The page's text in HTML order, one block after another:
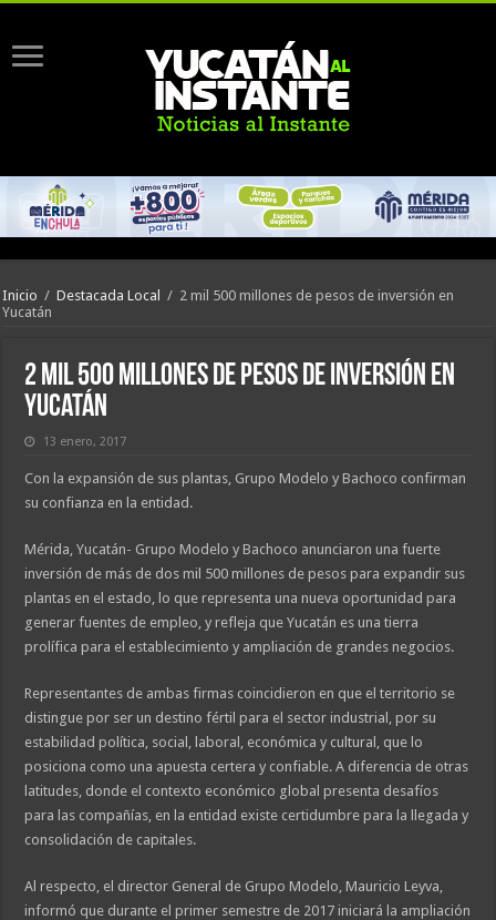
Inicio / Destacada Local / 2 mil 500 millones de pesos de inversión en
Yucatán
2 mil 500 millones de pesos de inversión en
Yucatán
13 enero, 2017
Con la expansión de sus plantas, Grupo Modelo y Bachoco confirman
su confianza en la entidad.
Mérida, Yucatán- Grupo Modelo y Bachoco anunciaron una fuerte
inversión de más de dos mil 500 millones de pesos para expandir sus
plantas en el estado, lo que representa una nueva oportunidad para
generar fuentes de empleo, y refleja que Yucatán es una tierra
prolífica para el establecimiento y ampliación de grandes negocios.
Representantes de ambas firmas coincidieron en que el territorio se
distingue por ser un destino fértil para el sector industrial, por su
estabilidad política, social, laboral, económica y cultural, que lo
posiciona como una apuesta certera y confiable. A diferencia de otras
latitudes, donde el contexto económico global presenta desafíos
para las compañías, en la entidad existe certidumbre para la llegada y
consolidación de capitales.
Al respecto, el director General de Grupo Modelo, Mauricio Leyva,
informó que durante el primer semestre de 2017 iniciará la ampliación